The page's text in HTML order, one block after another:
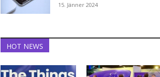
15. Jänner 2024
HOT NEWS